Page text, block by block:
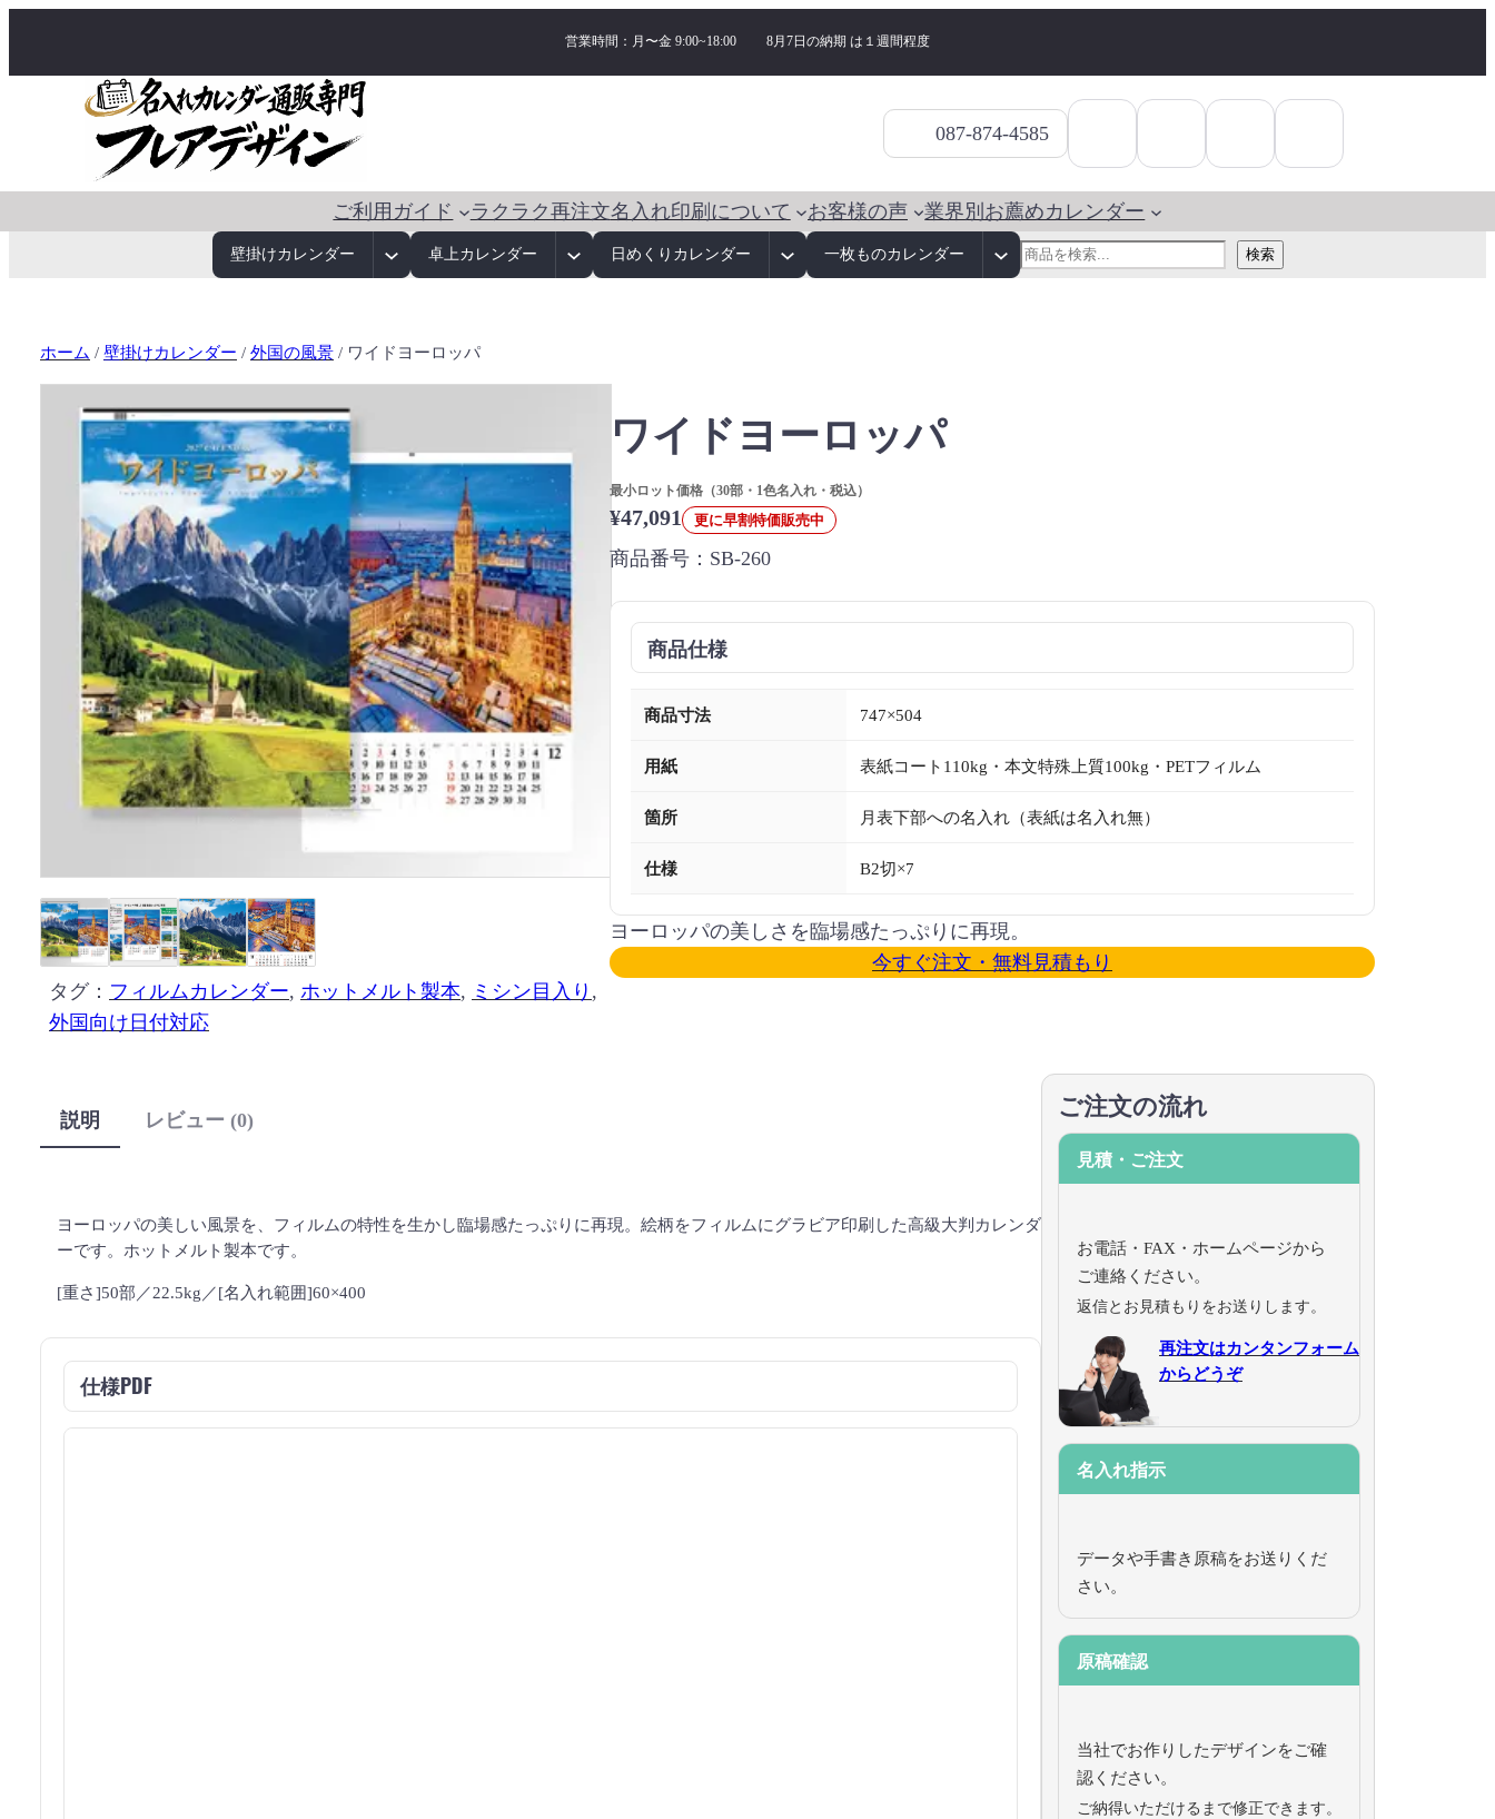
営業時間：月〜金 9:00~18:00 8月7日の納期 は １週間程度
087-874-4585
ご利用ガイド ラクラク再注文名入れ印刷について お客様の声 業界別お薦めカレンダー
壁掛けカレンダー 卓上カレンダー 日めくりカレンダー 一枚ものカレンダー
検
検索
ホーム / 壁掛けカレンダー / 外国の風景 / ワイドヨーロッパ
タグ： フィルムカレンダー, ホットメルト製本, ミシン目入り
外国向け日付対応
ワイドヨーロッパ
最小ロット価格（30部・1色名入れ・税込）
¥47,091 更に早割特価販売中
商品番号： SB-260
商品仕様
商品寸法 747×504
用紙 表紙コート110kg・本文特殊上質100kg・PETフィルム
箇所 月表下部への名入れ（表紙は名入れ無）
仕様 B2切×7
ヨーロッパの美しさを臨場感たっぷりに再現。
今すぐ注文・無料見積もり
説明 レビュー (0)
ヨーロッパの美しい風景を、フィルムの特性を生かし臨場感たっぷりに再現。絵柄をフィルムにグラビア印刷した高級大判カレンダ
ーです。ホットメルト製本です。
[重さ]50部／22.5kg／[名入れ範囲]60×400
仕様PDF
ご注文の流れ
見積・ご注文
お電話・FAX・ホームページから
ご連絡ください。
返信とお見積もりをお送りします。
再注文はカンタンフォーム
からどうぞ
名入れ指示
データや手書き原稿をお送りくだ
さい。
原稿確認
当社でお作りしたデザインをご確
認ください。
ご納得いただけるまで修正できます。